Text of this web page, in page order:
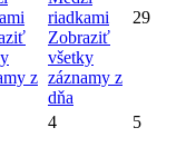
z
riadkami
Zobraziť
všetky
záznamy z
dňa
29
4 5